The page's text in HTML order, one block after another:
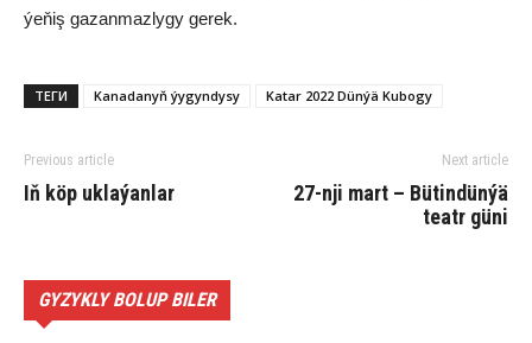
ýeňiş gazanmazlygy gerek.
ТЕГИ Kanadanyň ýygyndysy Katar 2022 Dünýä Kubogy
Previous article
Iň köp uklaýanlar
Next article
27-nji mart – Bütindünýä
teatr güni
GYZYKLY BOLUP BILER